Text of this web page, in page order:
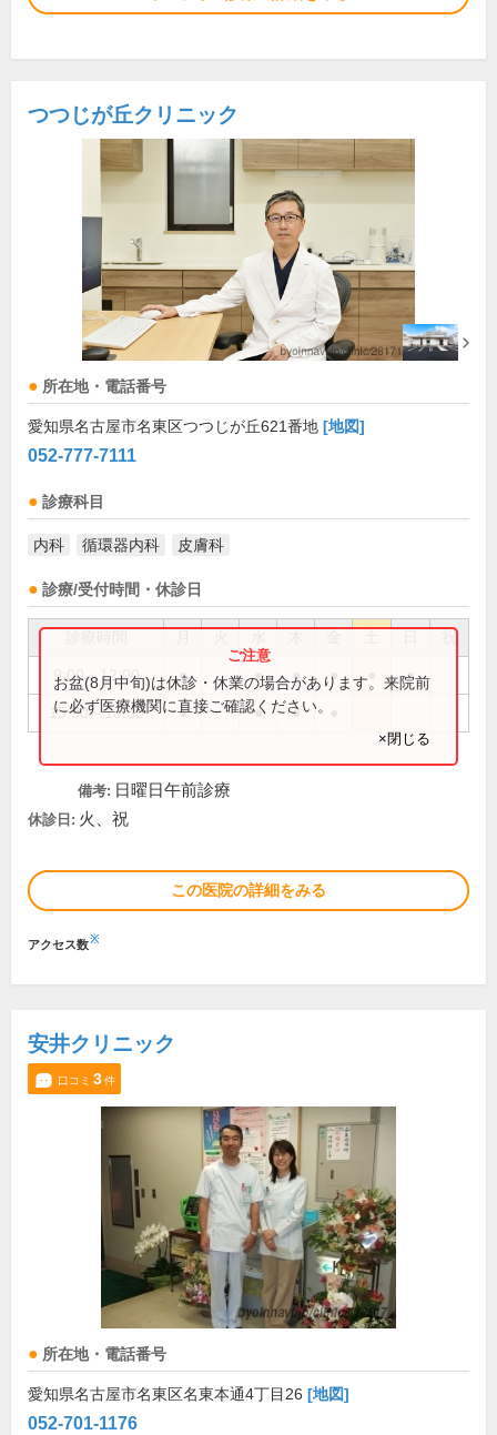
つつじが丘クリニック
所在地・電話番号
愛知県名古屋市名東区つつじが丘621番地 [地図]
052-777-7111
診療科目
内科 循環器内科 皮膚科
診療/受付時間・休診日
祝
9:00～12:00 ● ● ● ● ●
15:30～18:30 ● ● ●
お盆(8月中旬)は休診・休業の場合があります。来院前
に必ず医療機関に直接ご確認ください。
×閉じる
備考: 日曜日午前診療
休診日: 火、祝
この医院の詳細をみる
アクセス数※
安井クリニック
口コミ 3件
所在地・電話番号
愛知県名古屋市名東区名東本通4丁目26 [地図]
052-701-1176